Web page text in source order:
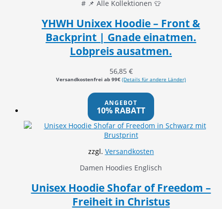
# 📌 Alle Kollektionen 👕
YHWH Unixex Hoodie – Front &
Backprint | Gnade einatmen.
Lobpreis ausatmen.
56,85 €
Versandkostenfrei ab 99€ (Details für andere Länder)
ANGEBOT
10% RABATT
zzgl. Versandkosten
Damen Hoodies Englisch
Unisex Hoodie Shofar of Freedom –
Freiheit in Christus